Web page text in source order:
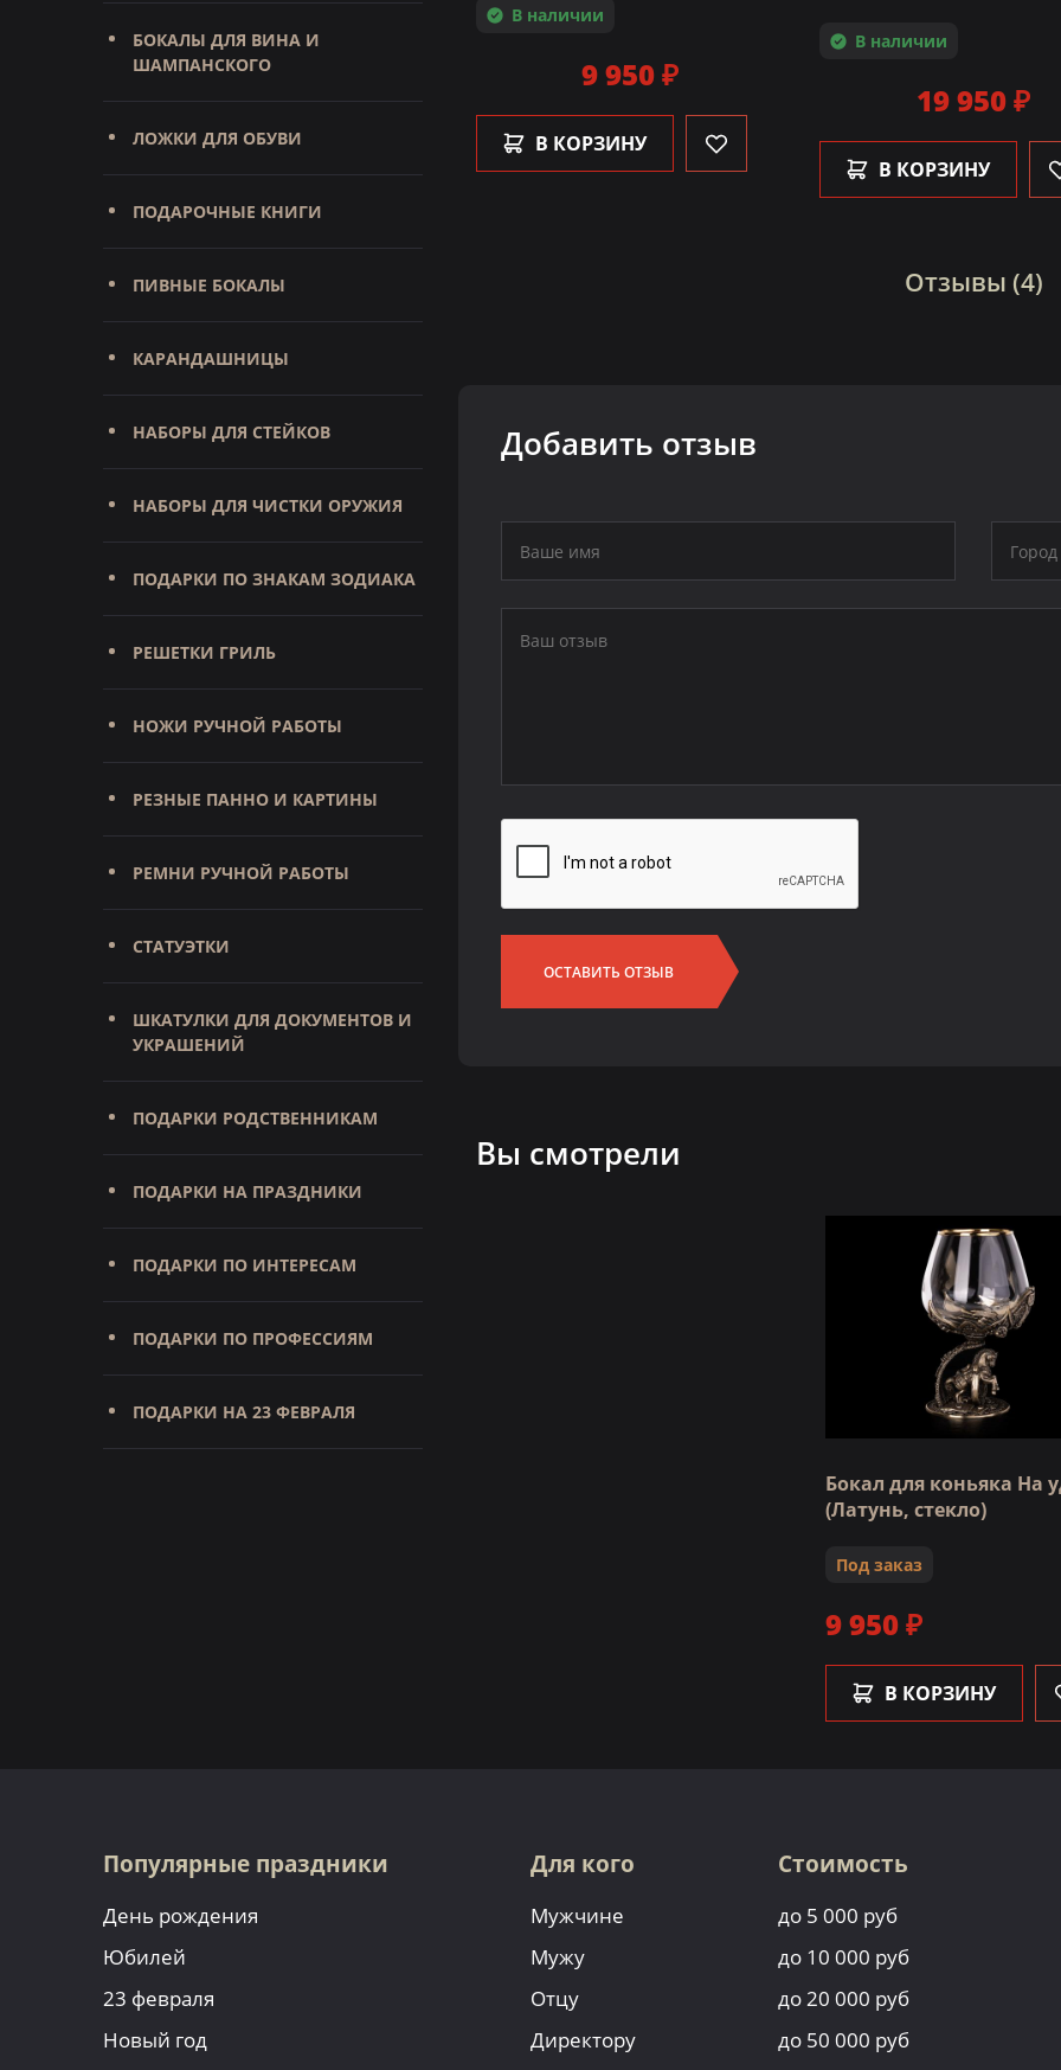
БОКАЛЫ ДЛЯ ВИНА И
ШАМПАНСКОГО
ЛОЖКИ ДЛЯ ОБУВИ
ПОДАРОЧНЫЕ КНИГИ
ПИВНЫЕ БОКАЛЫ
КАРАНДАШНИЦЫ
НАБОРЫ ДЛЯ СТЕЙКОВ
НАБОРЫ ДЛЯ ЧИСТКИ ОРУЖИЯ
ПОДАРКИ ПО ЗНАКАМ ЗОДИАКА
РЕШЕТКИ ГРИЛЬ
НОЖИ РУЧНОЙ РАБОТЫ
РЕЗНЫЕ ПАННО И КАРТИНЫ
РЕМНИ РУЧНОЙ РАБОТЫ
СТАТУЭТКИ
ШКАТУЛКИ ДЛЯ ДОКУМЕНТОВ И
УКРАШЕНИЙ
ПОДАРКИ РОДСТВЕННИКАМ
ПОДАРКИ НА ПРАЗДНИКИ
ПОДАРКИ ПО ИНТЕРЕСАМ
ПОДАРКИ ПО ПРОФЕССИЯМ
ПОДАРКИ НА 23 ФЕВРАЛЯ
9 950 ₽
В КОРЗИНУ
В наличии
9 950 ₽
В КОРЗИНУ
В наличии
19 950 ₽
В КОРЗИНУ
Отзывы (4)
Добавить отзыв
ОСТАВИТЬ ОТЗЫВ
Вы смотрели
Бокал для коньяка На
(Латунь, стекло)
Под заказ
9 950 ₽
В КОРЗИНУ
Популярные праздники
День рождения
Юбилей
23 февраля
Новый год
Для кого
Мужчине
Мужу
Отцу
Директору
Стоимость
до 5 000 руб
до 10 000 руб
до 20 000 руб
до 50 000 руб